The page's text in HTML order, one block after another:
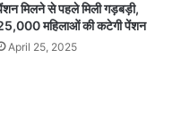
मिलने से पहले मिली गड़बड़ी,
महिलाओं की कटेगी पेंशन
April 25, 2025